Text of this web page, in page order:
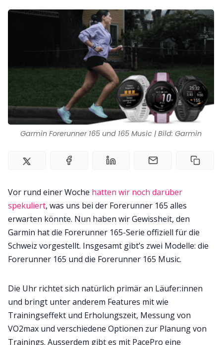
Zusammenarbeit
Kontakt
Impressum
Garmin Forerunner 165 und 165 Music | Bild: Garmin
Vor rund einer Woche hatten wir noch darüber
spekuliert, was uns bei der Forerunner 165 alles
erwarten könnte. Nun haben wir Gewissheit, den
Garmin hat die Forerunner 165-Serie offiziell für die
Schweiz vorgestellt. Insgesamt gibt’s zwei Modelle: die
Forerunner 165 und die Forerunner 165 Music.
Die Uhr richtet sich natürlich primär an Läufer:innen
und bringt unter anderem Features mit wie
Trainingseffekt und Erholungszeit, Messung von
VO2max und verschiedene Optionen zur Planung von
Trainings. Ausserdem gibt es mit PacePro eine